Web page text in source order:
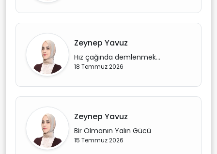
Zeynep Yavuz
Hız çağında demlenmek...
18 Temmuz 2026
Zeynep Yavuz
Bir Olmanın Yalın Gücü
15 Temmuz 2026